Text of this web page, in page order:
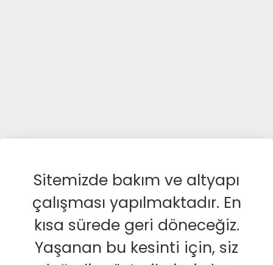
Sitemizde bakım ve altyapı
çalışması yapılmaktadır. En
kısa sürede geri döneceğiz.
Yaşanan bu kesinti için, siz